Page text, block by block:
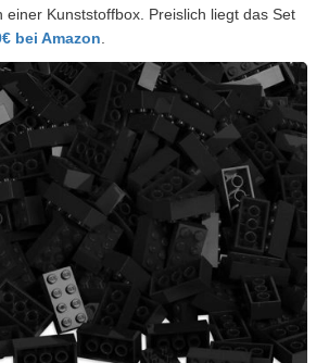
einer Kunststoffbox. Preislich liegt das Set
bei Amazon